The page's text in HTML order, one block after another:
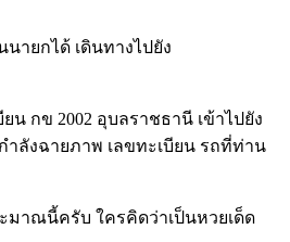
ายกได้ เดินทางไปยัง
กข 2002 อุบลราชธานี เข้าไปยัง
ลังฉายภาพ เลขทะเบียน รถที่ท่าน
มาณนี้ครับ ใครคิดว่าเป็นหวยเด็ด